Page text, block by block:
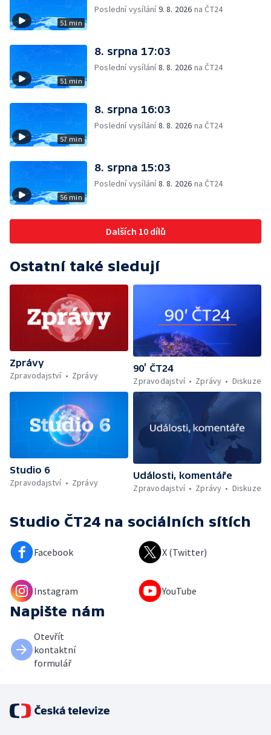
51 min
Poslední vysílání9. 8. 2026 na ČT24
51 min
8. srpna 17:03
Poslední vysílání8. 8. 2026 na ČT24
57 min
8. srpna 16:03
Poslední vysílání8. 8. 2026 na ČT24
56 min
8. srpna 15:03
Poslední vysílání8. 8. 2026 na ČT24
Dalších 10 dílů
Ostatní také sledují
Zprávy
Zpravodajství
Zprávy
90’ ČT24
Zpravodajství
Zprávy Diskuze
Studio 6
Zpravodajství
Zprávy
Události, komentáře
Zpravodajství
Zprávy Diskuze
Studio ČT24 na sociálních sítích
Facebook X (Twitter)
Instagram YouTube
Napište nám
Otevřít
kontaktní
formulář